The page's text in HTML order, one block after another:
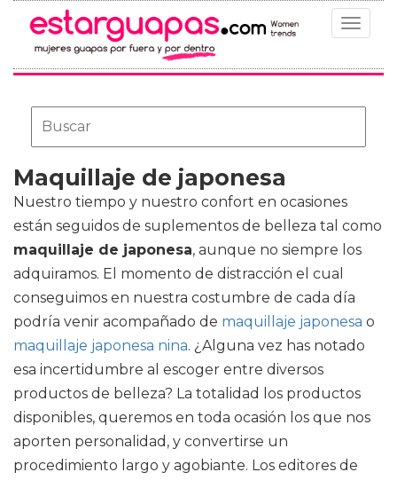
Toggle
Maquillaje de japonesa
Nuestro tiempo y nuestro confort en ocasiones
están seguidos de suplementos de belleza tal como
maquillaje de japonesa, aunque no siempre los
adquiramos. El momento de distracción el cual
conseguimos en nuestra costumbre de cada día
podría venir acompañado de maquillaje japonesa o
maquillaje japonesa nina. ¿Alguna vez has notado
esa incertidumbre al escoger entre diversos
productos de belleza? La totalidad los productos
disponibles, queremos en toda ocasión los que nos
aporten personalidad, y convertirse un
procedimiento largo y agobiante. Los editores de